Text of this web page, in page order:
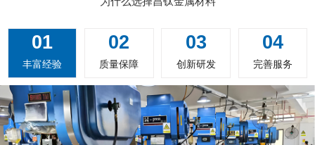
01
丰富经验
02
质量保障
03
创新研发
04
完善服务